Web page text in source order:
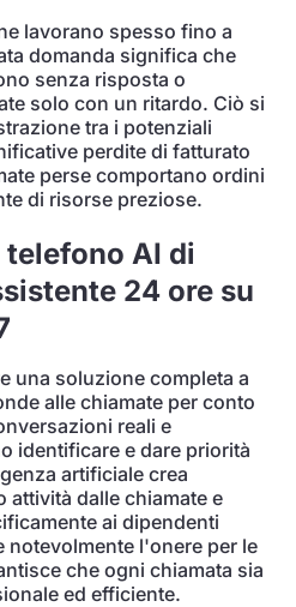
lavorano spesso fino a
domanda significa che
senza risposta o
solo con un ritardo. Ciò si
tra i potenziali
perdite di fatturato
perse comportano ordini
di risorse preziose.
AI di
24 ore su
una soluzione completa a
alle chiamate per conto
reali e
identificare e dare priorità
artificiale crea
attività dalle chiamate e
ai dipendenti
notevolmente l'onere per le
che ogni chiamata sia
ed efficiente.